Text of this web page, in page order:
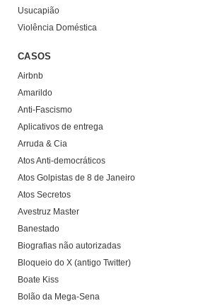
Usucapião
Violência Doméstica
CASOS
Airbnb
Amarildo
Anti-Fascismo
Aplicativos de entrega
Arruda & Cia
Atos Anti-democráticos
Atos Golpistas de 8 de Janeiro
Atos Secretos
Avestruz Master
Banestado
Biografias não autorizadas
Bloqueio do X (antigo Twitter)
Boate Kiss
Bolão da Mega-Sena